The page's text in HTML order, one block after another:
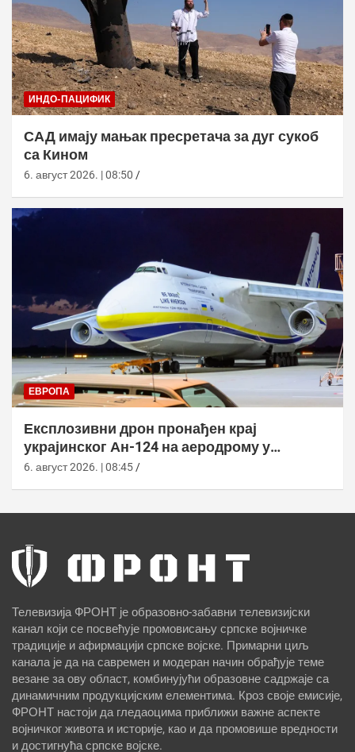
ИНДО-ПАЦИФИК
САД имају мањак пресретача за дуг сукоб
са Кином
6. август 2026. | 08:50
ЕВРОПА
Експлозивни дрон пронађен крај
украјинског Ан-124 на аеродрому у
Лајпцигу
6. август 2026. | 08:45
Телевизија ФРОНТ је образовно-забавни телевизијски
канал који се посвећује промовисању српске војничке
традиције и афирмацији српске војске. Примарни циљ
канала је да на савремен и модеран начин обрађује теме
везане за ову област, комбинујући образовне садржаје са
динамичним продукцијским елементима. Кроз своје емисије,
ФРОНТ настоји да гледаоцима приближи важне аспекте
војничког живота и историје, као и да промовише вредности
и достигнућа српске војске.